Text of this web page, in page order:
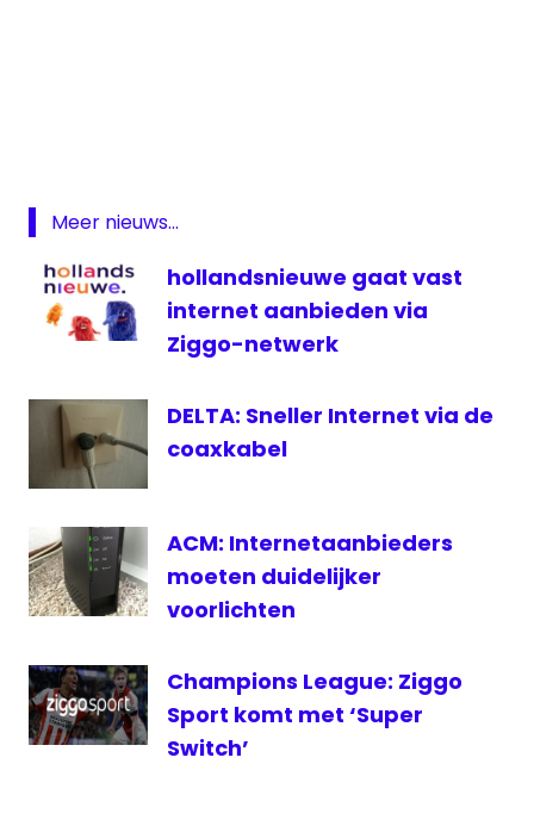
televisie
Meer nieuws...
hollandsnieuwe gaat vast
internet aanbieden via
Ziggo-netwerk
DELTA: Sneller Internet via de
coaxkabel
ACM: Internetaanbieders
moeten duidelijker
voorlichten
Champions League: Ziggo
Sport komt met ‘Super
Switch’